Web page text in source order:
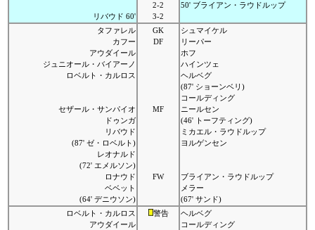
リバウド 60'
2-2
3-2
50' ブライアン・ラウドルップ
タファレル
カフー
アウダイール
ジュニオール・バイアーノ
ロベルト・カルロス
セザール・サンパイオ
ドゥンガ
リバウド
(87' ゼ・ロベルト)
レオナルド
(72' エメルソン)
ロナウド
ベベット
(64' デニウソン)
GK
DF
MF
FW
シュマイケル
リーパー
ホフ
ハインツェ
ヘルベグ
(87' ショーンベリ)
コールディング
ニールセン
(46' トーフティング)
ミカエル・ラウドルップ
ヨルゲンセン
ブライアン・ラウドルップ
メラー
(67' サンド)
ロベルト・カルロス
アウダイール
警告
ヘルベグ
コールディング